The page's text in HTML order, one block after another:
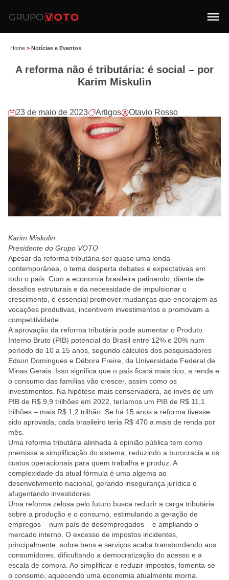
Home > Notícias e Eventos
A reforma não é tributária: é social – por
Karim Miskulin
23 de maio de 2023 Artigos Otavio Rosso
Karim Miskulin
Presidente do Grupo VOTO
Apesar da reforma tributária ser quase uma lenda
contemporânea, o tema desperta debates e expectativas em
todo o país. Com a economia brasileira patinando, diante de
desafios estruturais e da necessidade de impulsionar o
crescimento, é essencial promover mudanças que encorajem as
vocações produtivas, incentivem investimentos e promovam a
competitividade.
A aprovação da reforma tributária pode aumentar o Produto
Interno Bruto (PIB) potencial do Brasil entre 12% e 20% num
período de 10 a 15 anos, segundo cálculos dos pesquisadores
Edson Domingues e Débora Freire, da Universidade Federal de
Minas Gerais. Isso significa que o país ficará mais rico, a renda e
o consumo das famílias vão crescer, assim como os
investimentos. Na hipótese mais conservadora, ao invés de um
PIB de R$ 9,9 trilhões em 2022, teríamos um PIB de R$ 11,1
trilhões – mais R$ 1,2 trilhão. Se há 15 anos a reforma tivesse
sido aprovada, cada brasileiro teria R$ 470 a mais de renda por
mês.
Uma reforma tributária alinhada à opinião pública tem como
premissa a simplificação do sistema, reduzindo a burocracia e os
custos operacionais para quem trabalha e produz. A
complexidade da atual fórmula é uma algema ao
desenvolvimento nacional, gerando insegurança jurídica e
afugentando investidores.
Uma reforma zelosa pelo futuro busca reduzir a carga tributária
sobre a produção e o consumo, estimulando a geração de
empregos – num país de desempregados – e ampliando o
mercado interno. O excesso de impostos incidentes,
principalmente, sobre bens e serviços acaba transbordando aos
consumidores, dificultando a democratização do acesso e a
escala de compra. Ao simplificar e reduzir impostos, fomenta-se
o consumo, aquecendo uma economia atualmente morna.